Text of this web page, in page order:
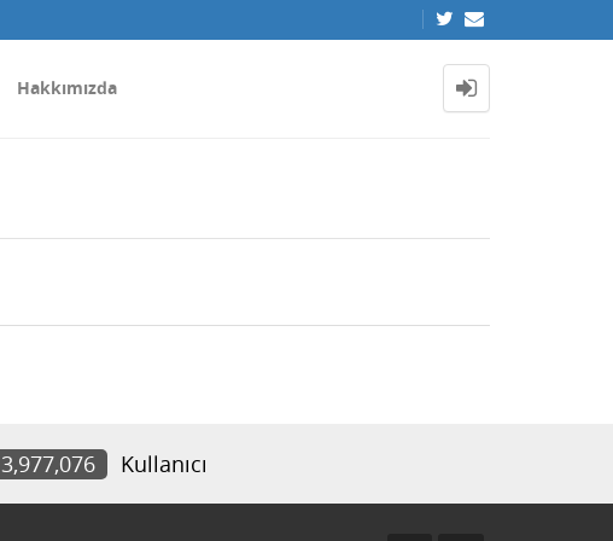
Hakkımızda
3,977,076 Kullanıcı